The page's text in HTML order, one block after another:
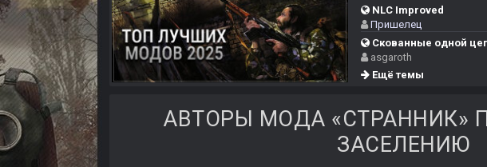
NLC Improved
Пришелец
Скованные одной
asgaroth
Ещё темы
АВТОРЫ МОДА «СТРАННИК»
ЗАСЕЛЕНИЮ